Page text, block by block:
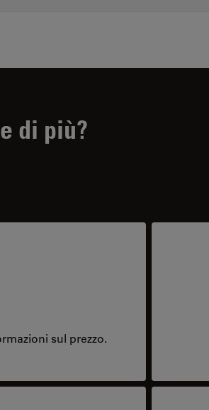
di più?
sul prezzo.